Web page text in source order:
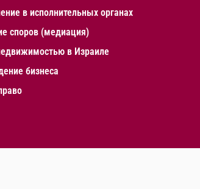
в исполнительных органах
споров (медиация)
в Израиле
бизнеса